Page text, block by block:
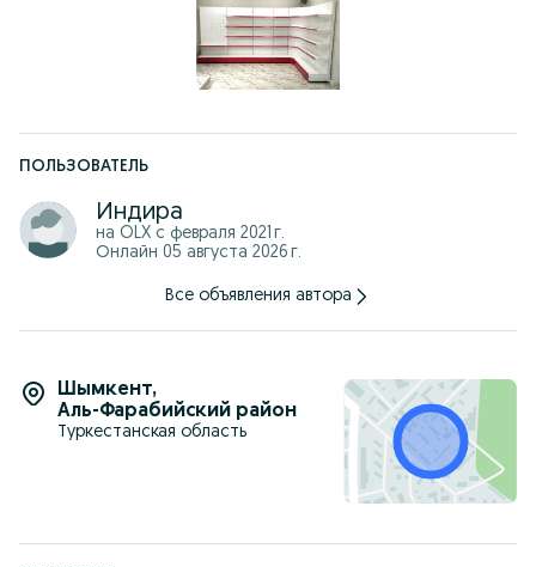
ПОЛЬЗОВАТЕЛЬ
Индира
на OLX с февраля 2021 г.
Онлайн 05 августа 2026 г.
Все объявления автора
Шымкент,
Аль-Фарабийский район
Туркестанская область